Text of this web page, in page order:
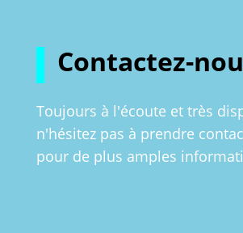
Contactez-
Toujours à l'écoute et très
n'hésitez pas à prendre
pour de plus amples